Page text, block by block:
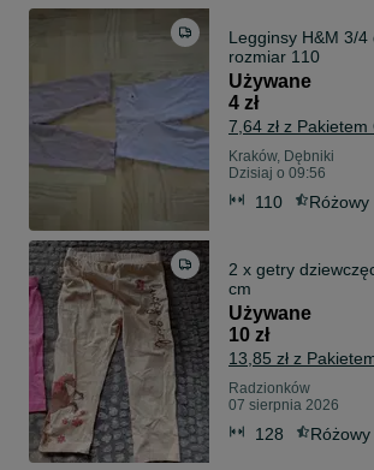
Legginsy H&M 3/4 dla dziewczynki
rozmiar 110
Używane
4 zł
7,64 zł z
Kraków, Dębniki
Dzisiaj o 09:56
110 Różowy
2 x getry
cm
Używane
10 zł
13,85 zł z
Radzionków
07 sierpnia 2026
128 Różowy